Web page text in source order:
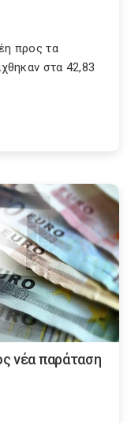
προς τα
στα 42,83
νέα παράταση